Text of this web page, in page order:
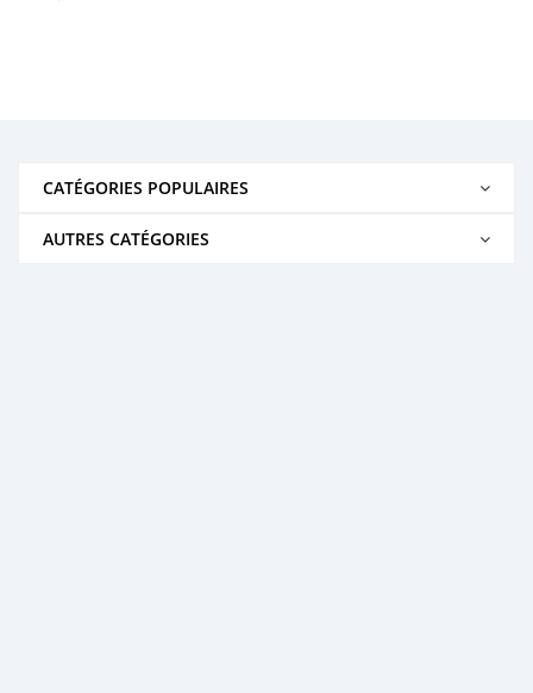
CATÉGORIES POPULAIRES
AUTRES CATÉGORIES